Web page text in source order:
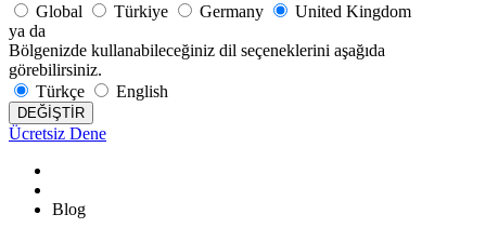
Global
Türkiye Germany
United Kingdom
ya da
Bölgenizde kullanabileceğiniz dil seçeneklerini aşağıda
görebilirsiniz.
Türkçe
English
DEĞİŞTİR
Ücretsiz Dene
Blog